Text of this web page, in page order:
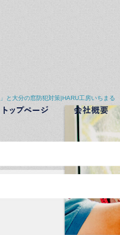
と大分の窓防犯対策|HARU工房いちまる